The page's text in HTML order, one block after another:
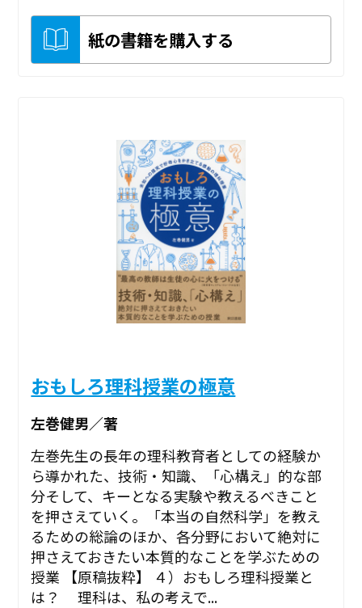
紙の書籍を購入する
おもしろ理科授業の極意
左巻健男／著
左巻先生の長年の理科教育者としての経験か
ら導かれた、技術・知識、「心構え」的な部
分そして、キーとなる実験や教えるべきこと
を押さえていく。「本当の自然科学」を教え
るための総論のほか、各分野において絶対に
押さえておきたい本質的なことを学ぶための
授業 【原稿抜粋】 ４）おもしろ理科授業と
は？ 理科は、私の考えで...